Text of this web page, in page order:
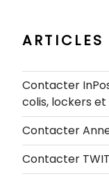
ARTICLES
Contacter
colis, lockers
Contacter Anne
Contacter